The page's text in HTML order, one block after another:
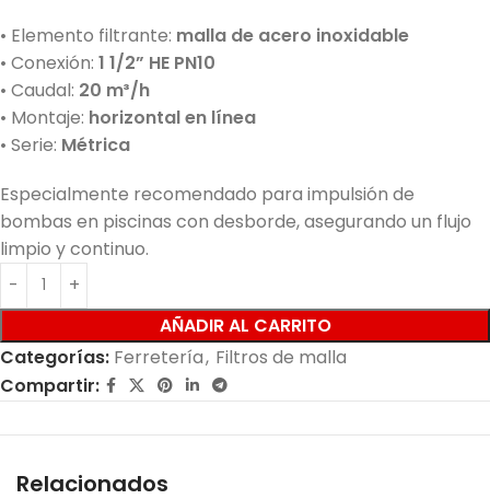
• Elemento filtrante: malla de acero inoxidable
• Conexión: 1 1/2” HE PN10
• Caudal: 20 m³/h
• Montaje: horizontal en línea
• Serie: Métrica
Especialmente recomendado para impulsión de
bombas en piscinas con desborde, asegurando un flujo
limpio y continuo.
AÑADIR AL CARRITO
Categorías: Ferretería, Filtros de malla
Compartir:
Relacionados